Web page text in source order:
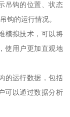
吊钩的位置、状态
钩的运行情况。
模拟技术，可以将
使用户更加直观地
的运行数据，包括
可以通过数据分析